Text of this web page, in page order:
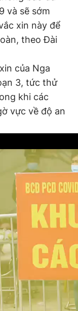
và sẽ sớm
xin này để
theo Đài
của Nga
3, tức thử
khi các
vực về độ an